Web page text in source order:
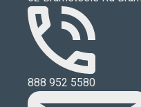
888 952 5580